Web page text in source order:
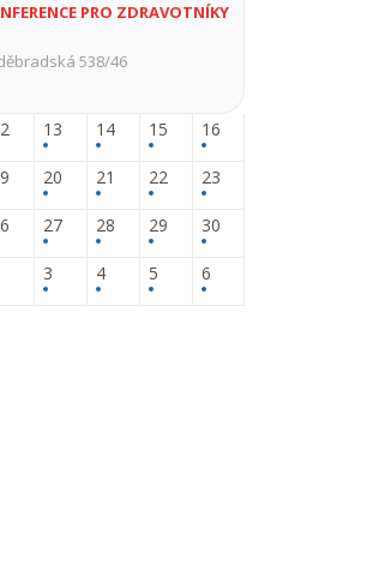
PRO ZDRAVOTNÍKY
538/46
13 14 15 16
20 21 22 23
27 28 29 30
3 4 5 6